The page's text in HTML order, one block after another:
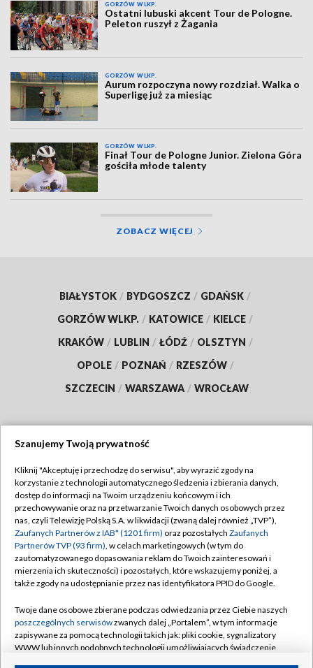
GORZÓW WLKP.
Ostatni lubuski akcent Tour de Pologne.
Peleton ruszył z Żagania
GORZÓW WLKP.
Aurum rozpoczyna nowy rozdział. Walka o
Superligę już za miesiąc
GORZÓW WLKP.
Finał Tour de Pologne Junior. Zielona Góra
gościła młode talenty
ZOBACZ WIĘCEJ
BIAŁYSTOK / BYDGOSZCZ / GDAŃSK /
GORZÓW WLKP. / KATOWICE / KIELCE /
KRAKÓW / LUBLIN / ŁÓDŹ / OLSZTYN /
OPOLE / POZNAŃ / RZESZÓW /
SZCZECIN / WARSZAWA / WROCŁAW
TVP
Abonament TVP
Emisja w TVP
Centrum informacji TVP
Naziemna Telewizja Cyfrowa
Rada Programowa
System NOS
Informacje o nadawcy
Regulamin TVP
Polityka prywatności
Moje zgody
Pomoc
Kontakt
Szanujemy Twoją prywatność
Kliknij "Akceptuję i przechodzę do serwisu", aby wyrazić zgody na
korzystanie z technologii automatycznego śledzenia i zbierania danych,
dostęp do informacji na Twoim urządzeniu końcowym i ich
przechowywanie oraz na przetwarzanie Twoich danych osobowych przez
nas, czyli Telewizję Polską S.A. w likwidacji (zwaną dalej również „TVP”),
Zaufanych Partnerów z IAB* (1201 firm) oraz pozostałych Zaufanych
Partnerów TVP (93 firm), w celach marketingowych (w tym do
zautomatyzowanego dopasowania reklam do Twoich zainteresowań i
mierzenia ich skuteczności) i pozostałych, które wskazujemy poniżej, a
także zgody na udostępnianie przez nas identyfikatora PPID do Google.
Twoje dane osobowe zbierane podczas odwiedzania przez Ciebie naszych
poszczególnych serwisówzwanych dalej „Portalem”, w tym informacje
zapisywane za pomocą technologii takich jak: pliki cookie, sygnalizatory
WWW lub innych podobnych technologii umożliwiających świadczenie